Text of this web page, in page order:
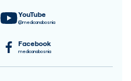
YouTube
@medicanabosnia
Facebook
medicanabosnia